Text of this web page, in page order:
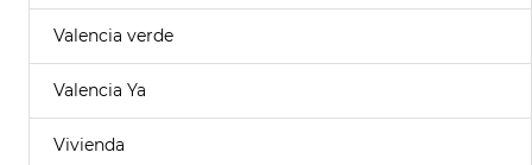
Valencia verde
Valencia Ya
Vivienda